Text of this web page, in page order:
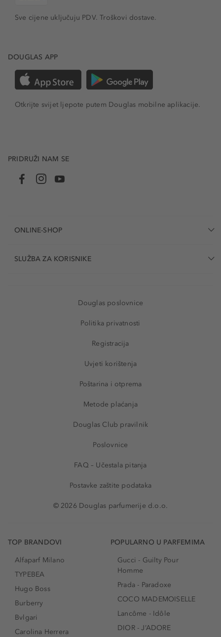
Sve cijene uključuju PDV.Troškovi dostave.
DOUGLAS APP
Otkrijte svijet ljepote putem Douglas mobilne aplikacije.
PRIDRUŽI NAM SE
ONLINE-SHOP
SLUŽBA ZA KORISNIKE
Douglas poslovnice
Politika privatnosti
Registracija
Uvjeti korištenja
Poštarina i otprema
Metode plaćanja
Douglas Club pravilnik
Poslovnice
FAQ – Učestala pitanja
Postavke zaštite podataka
© 2026 Douglas parfumerije d.o.o.
TOP BRANDOVI
Alfaparf Milano
TYPEBEA
Hugo Boss
Burberry
Bvlgari
Carolina Herrera
POPULARNO U PARFEMIMA
Gucci - Guilty Pour
Homme
Prada - Paradoxe
COCO MADEMOISELLE
Lancôme - Idôle
DIOR - J’ADORE